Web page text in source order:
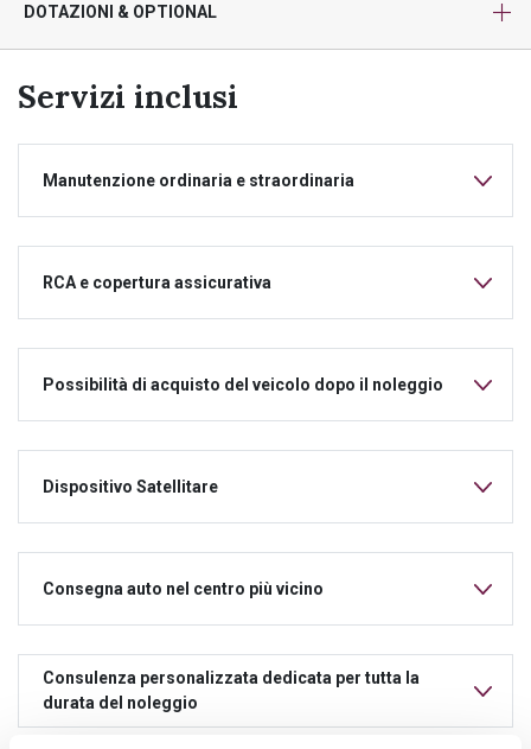
DOTAZIONI & OPTIONAL
Servizi inclusi
Manutenzione ordinaria e straordinaria
RCA e copertura assicurativa
Possibilità di acquisto del veicolo dopo il noleggio
Dispositivo Satellitare
Consegna auto nel centro più vicino
Consulenza personalizzata dedicata per tutta la
durata del noleggio